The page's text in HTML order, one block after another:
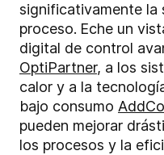
significativamente la
proceso. Eche un
digital de control
OptiPartner, a los
calor y a la
bajo consumo
pueden mejorar
los procesos y la